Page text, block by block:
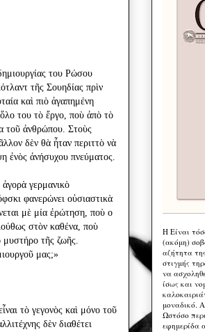
του Ρώσου
τῆς Σουηδίας πρὶν
καὶ πιὸ ἀγαπημένη
του τὸ ἔργο, ποὺ ἀπὸ τὸ
τοῦ ἀνθρώπου. Στοὺς
δὲν θὰ ἦταν περιττὸ νὰ
ἐνὸς ἀνήσυχου πνεύματος.
ἀγορὰ γερμανικὸ
φανερώνει οὐσιαστικὰ
μὲ μία ἐρώτηση, ποὺ ο
στὸν καθένα, ποὺ
μυστήρο τῆς ζωῆς.
μας;»
τὸ γεγονὸς καὶ μόνο τοῦ
δὲν διαθέτει
Η Eίναι
(ακόμη)
αζήτητα
στιγμής
να
ίσως και
μοναδικό.
Ωστόσο
εφημερίδα